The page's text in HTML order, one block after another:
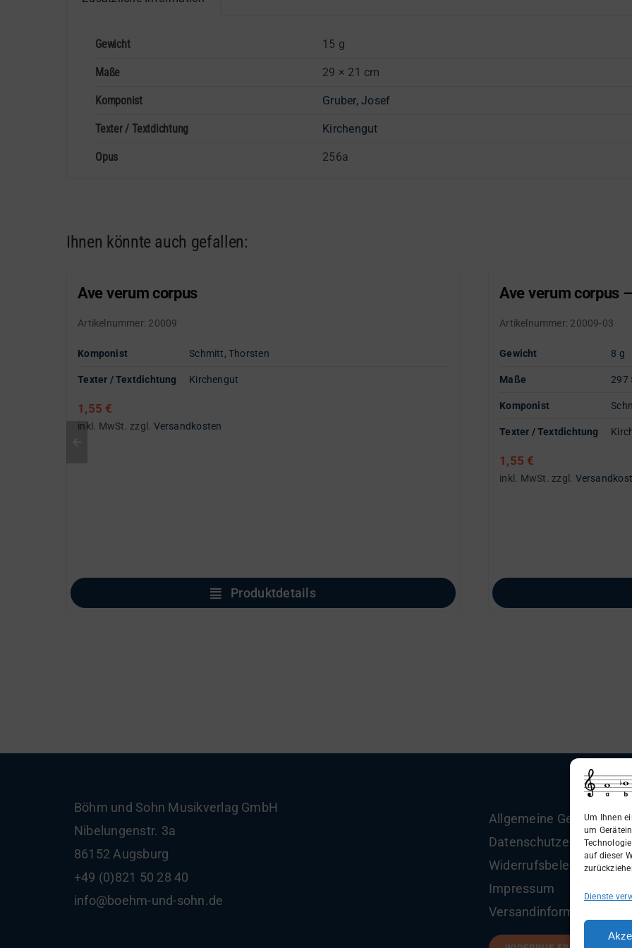
Um Ihnen
um
auf dieser
Dienste
Gewicht 15 g
Maße 29 × 21 cm
Komponist Gruber, Josef
Texter / Textdichtung Kirchengut
Opus 256a
Ihnen könnte auch gefallen:
Ave verum corpus
Artikelnummer: 20009
Komponist Schmitt, Thorsten
Texter / Textdichtung Kirchengut
1,55 €
inkl. MwSt. zzgl. Versandkosten
Produktdetails
Ave verum corpus
Artikelnummer: 20009-03
Gewicht 8 g
Maße 297
Komponist
Texter / Textdichtung
1,55 €
inkl. MwSt. zzgl.
Böhm und Sohn Musikverlag GmbH
Nibelungenstr. 3a
86152 Augsburg
+49 (0)821 50 28 40
info@boehm-und-sohn.de
Allgemeine
Datenschutzerklärung
Widerrufsbelehrung
Impressum
Versandinformationen